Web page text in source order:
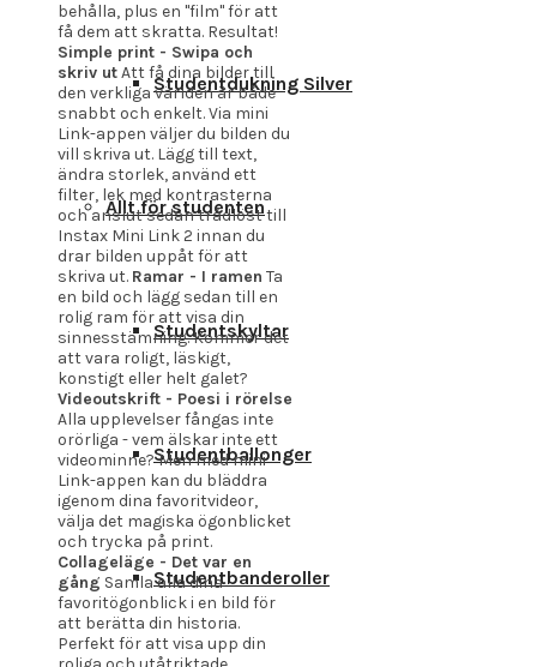
Studentdukning Silver
Allt för studenten
Studentskyltar
Studentballonger
Studentbanderoller
behålla, plus en "film" för att
få dem att skratta. Resultat!
Simple print - Swipa och
skriv utAtt få dina bilder till
den verkliga världen är både
snabbt och enkelt. Via mini
Link-appen väljer du bilden du
vill skriva ut. Lägg till text,
ändra storlek, använd ett
filter, lek med kontrasterna
och anslut sedan trådlöst till
Instax Mini Link 2 innan du
drar bilden uppåt för att
skriva ut. Ramar - I ramen Ta
en bild och lägg sedan till en
rolig ram för att visa din
sinnesstämning. Kommer det
att vara roligt, läskigt,
konstigt eller helt galet?
Videoutskrift - Poesi i rörelse
Alla upplevelser fångas inte
orörliga - vem älskar inte ett
videominne? Men med mini
Link-appen kan du bläddra
igenom dina favoritvideor,
välja det magiska ögonblicket
och trycka på print.
Collageläge - Det var en
gång Samla alla dina
favoritögonblick i en bild för
att berätta din historia.
Perfekt för att visa upp din